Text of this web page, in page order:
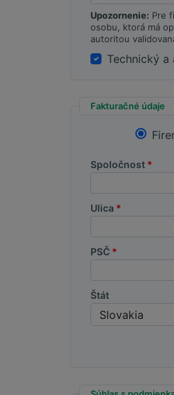
Upozornenie: Pre
osobu, ktorá má
autoritou
Technický
Fakturačné údaje
Spoločnost
Ulica
PSČ
Štát